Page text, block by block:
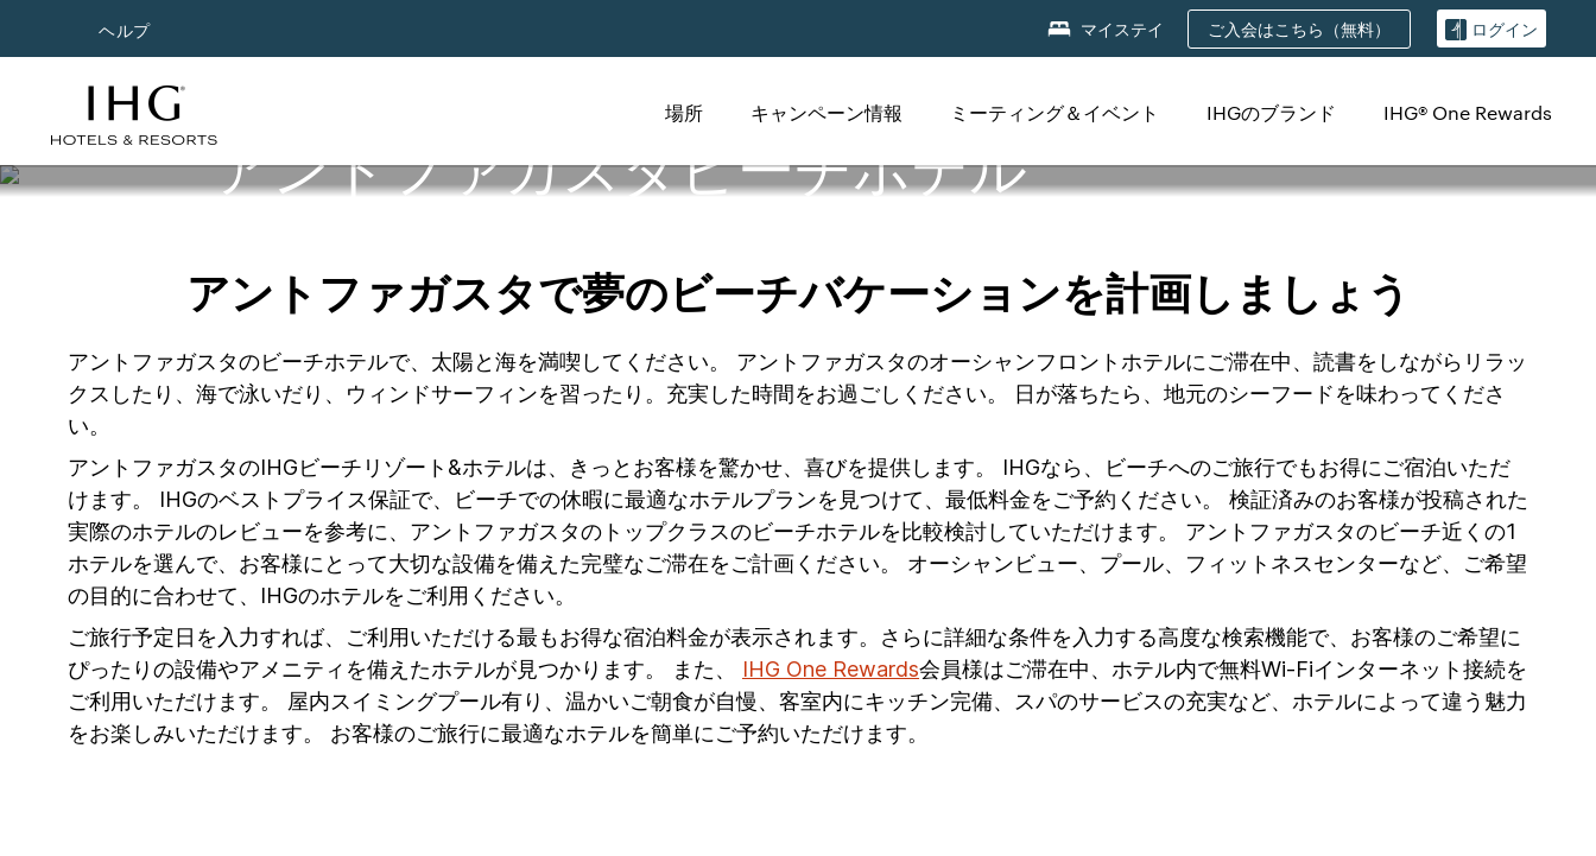
ヘルプ マイステイ ご入会はこちら（無料） ログイン
場所 キャンペーン情報 ミーティング＆イベント IHGのブランド IHG® One Rewards
アントファガスタビーチホテル
アントファガスタで夢のビーチバケーションを計画しましょう
アントファガスタのビーチホテルで、太陽と海を満喫してください。 アントファガスタのオーシャンフロントホテルにご滞在中、読書をしながらリラッ
クスしたり、海で泳いだり、ウィンドサーフィンを習ったり。充実した時間をお過ごしください。 日が落ちたら、地元のシーフードを味わってくださ
い。
アントファガスタのIHGビーチリゾート&ホテルは、きっとお客様を驚かせ、喜びを提供します。 IHGなら、ビーチへのご旅行でもお得にご宿泊いただ
けます。 IHGのベストプライス保証で、ビーチでの休暇に最適なホテルプランを見つけて、最低料金をご予約ください。 検証済みのお客様が投稿された
実際のホテルのレビューを参考に、アントファガスタのトップクラスのビーチホテルを比較検討していただけます。 アントファガスタのビーチ近くの1
ホテルを選んで、お客様にとって大切な設備を備えた完璧なご滞在をご計画ください。 オーシャンビュー、プール、フィットネスセンターなど、ご希望
の目的に合わせて、IHGのホテルをご利用ください。
ご旅行予定日を入力すれば、ご利用いただける最もお得な宿泊料金が表示されます。さらに詳細な条件を入力する高度な検索機能で、お客様のご希望に
ぴったりの設備やアメニティを備えたホテルが見つかります。 また、 IHG One Rewards会員様はご滞在中、ホテル内で無料Wi-Fiインターネット接続を
ご利用いただけます。 屋内スイミングプール有り、温かいご朝食が自慢、客室内にキッチン完備、スパのサービスの充実など、ホテルによって違う魅力
をお楽しみいただけます。 お客様のご旅行に最適なホテルを簡単にご予約いただけます。